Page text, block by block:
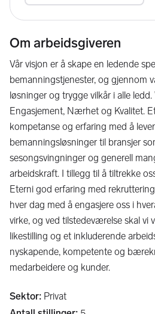
Om arbeidsgiveren
Vår visjon er å skape en ledende
bemanningstjenester, og gjennom
løsninger og trygge vilkår i alle
Engasjement, Nærhet og Kvalitet.
kompetanse og erfaring med å
bemanningsløsninger til bransjer
sesongsvingninger og generell
arbeidskraft. I tillegg til å tiltrekke
Eterni god erfaring med
hver dag med å engasjere oss i
virke, og ved tilstedeværelse skal vi
likestilling og et inkluderende
nyskapende, kompetente og
medarbeidere og kunder.
Sektor: Privat